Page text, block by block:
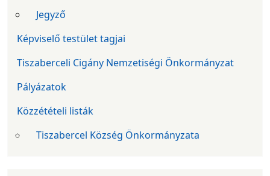
Jegyző
Képviselő testület tagjai
Tiszaberceli Cigány Nemzetiségi Önkormányzat
Pályázatok
Közzétételi listák
Tiszabercel Község Önkormányzata